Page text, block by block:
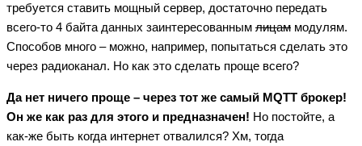
требуется ставить мощный сервер, достаточно передать
всего-то 4 байта данных заинтересованным лицам модулям.
Способов много – можно, например, попытаться сделать это
через радиоканал. Но как это сделать проще всего?
Да нет ничего проще – через тот же самый MQTT брокер!
Он же как раз для этого и предназначен! Но постойте, а
как-же быть когда интернет отвалился? Хм, тогда